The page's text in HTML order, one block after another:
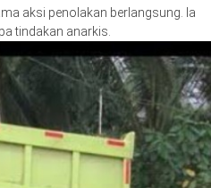
aksi penolakan berlangsung. Ia
tindakan anarkis.